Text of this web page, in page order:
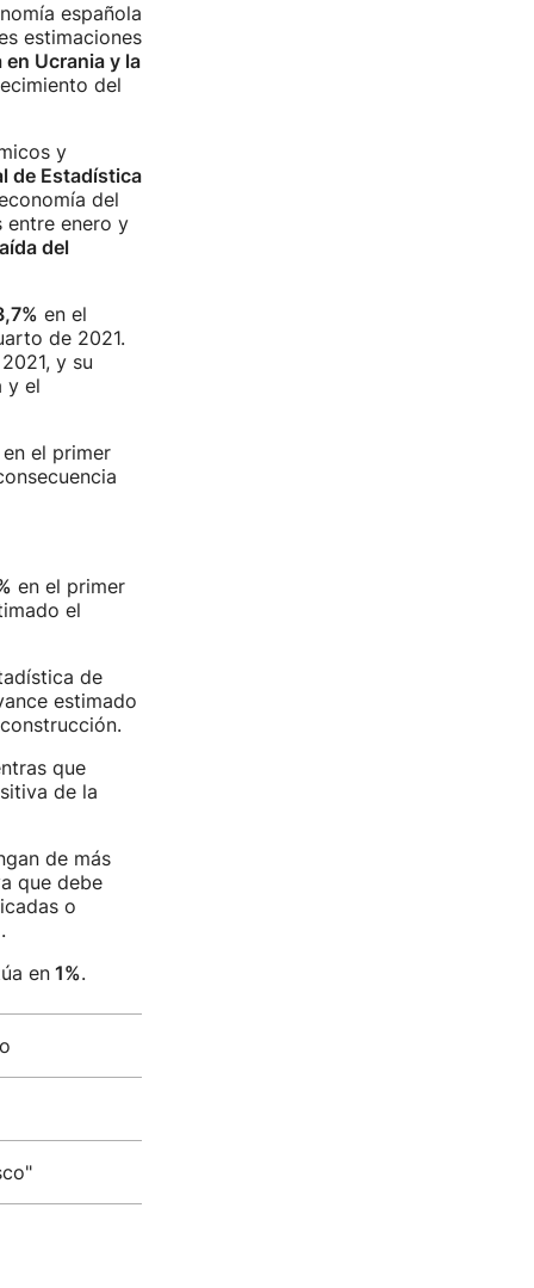
española
estimaciones
Ucrania y la
del
y
de Estadística
del
enero y
del
en el
de 2021.
y su
y el
el primer
en el primer
el
de
estimado
que
de la
de más
que debe
o
en1%.